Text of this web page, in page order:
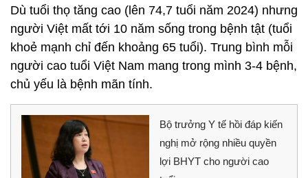
Dù tuổi thọ tăng cao (lên 74,7 tuổi năm 2024) nhưng
người Việt mất tới 10 năm sống trong bệnh tật (tuổi
khoẻ mạnh chỉ đến khoảng 65 tuổi). Trung bình mỗi
người cao tuổi Việt Nam mang trong mình 3-4 bệnh,
chủ yếu là bệnh mãn tính.
Bộ trưởng Y tế hồi đáp kiến
nghị mở rộng nhiều quyền
lợi BHYT cho người cao